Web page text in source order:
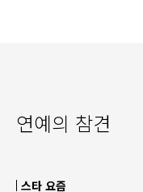
연예의 참견
스타 요즘